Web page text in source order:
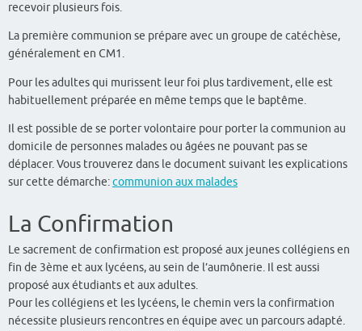
recevoir plusieurs fois.
La première communion se prépare avec un groupe de catéchèse,
généralement en CM1.
Pour les adultes qui murissent leur foi plus tardivement, elle est
habituellement préparée en même temps que le baptême.
Il est possible de se porter volontaire pour porter la communion au
domicile de personnes malades ou âgées ne pouvant pas se
déplacer. Vous trouverez dans le document suivant les explications
sur cette démarche:communion aux malades
La Confirmation
Le sacrement de confirmation est proposé aux jeunes collégiens en
fin de 3ème et aux lycéens, au sein de l’aumônerie. Il est aussi
proposé aux étudiants et aux adultes.
Pour les collégiens et les lycéens, le chemin vers la confirmation
nécessite plusieurs rencontres en équipe avec un parcours adapté.